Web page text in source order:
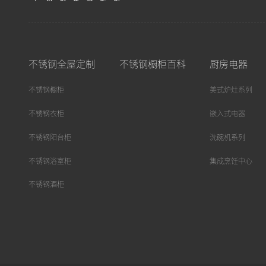
不锈钢全屋定制
不锈钢橱柜
不锈钢衣柜
不锈钢阳台柜
不锈钢浴室柜
不锈钢酒柜
不锈钢橱柜百科 厨房电器
美式炉灶系列
嵌入式电器
洗碗机系列
集成烹饪中心